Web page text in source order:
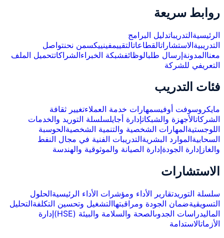
روابط سريعة
الرئيسيةالتدريباتدليل البرامج
التدريبيةالاستشاراتالقطاعاتالتقييمفينييكسمن نحنتواصل
معناالمدونةإرسال طلبالوظائفشبكة الخبراءالشراكاتتحميل الملف
التعريفي للشركة
فئات التدريب
مايكروسوفت أوفيسمهارات خدمة العملاءتغيير ثقافة
الشركاتالأجهزة والشبكاتإدارة أجايلسلسلة التوريد والخدمات
اللوجستيةالمهارات الشخصية والتنمية الشخصيةالحوسبة
السحابيةالموارد البشريةالتدريبات الفنية في مجال النفط
والغاز إدارة الجودةإدارة الصيانة والموثوقية والهندسة
الاستشارات
سلسلة التوريدتقارير الأداء ومؤشرات الأداء الرئيسيةالحلول
التسويقيةضمان الجودة ومراقبتهاالتشغيل وتحسين التكلفةالتحليل
الماليدراسات الجدوىالصحة والسلامة والبيئة (HSE)
إدارة
الأزماتالاستدامة